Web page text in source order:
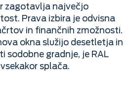
zagotavlja največjo
Prava izbira je odvisna
in finančnih zmožnosti.
okna služijo desetletja in
sodobne gradnje, je RAL
splača.